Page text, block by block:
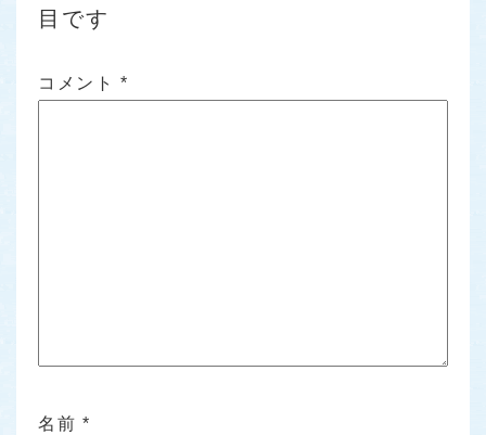
目です
コメント *
名前 *